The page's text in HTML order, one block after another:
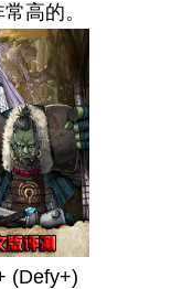
高的。
(Defy+)